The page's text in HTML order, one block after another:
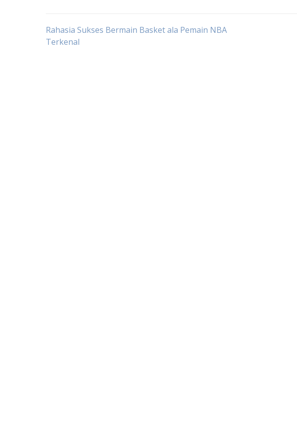
Post
Rahasia Sukses Bermain Basket ala Pemain NBA
Terkenal